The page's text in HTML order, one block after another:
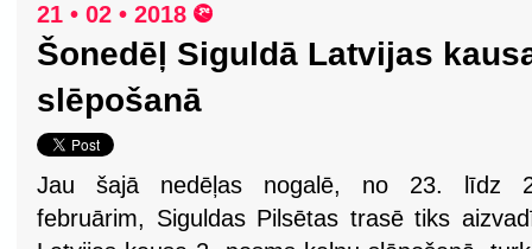
21 • 02 • 2018
Šonedēļ Siguldā Latvijas
slēpošanā
Jau šajā nedēļas nogalē, no 23. līdz
februārim, Siguldas Pilsētas trasē tiks